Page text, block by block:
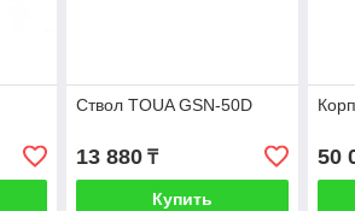
Ствол TOUA GSN-50D
13 880₸
Купить
50